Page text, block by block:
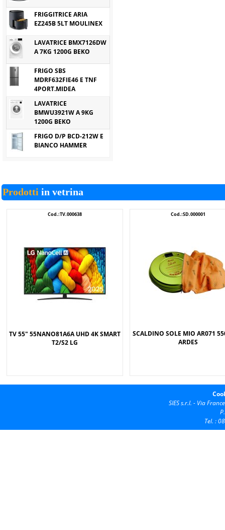
FRIGGITRICE ARIA
EZ245B 5LT MOULINEX
LAVATRICE BMX7126DW
A 7KG 1200G BEKO
FRIGO SBS
MDRF632FIE46 E TNF
4PORT.MIDEA
LAVATRICE
BMWU3921W A 9KG
1200G BEKO
FRIGO D/P BCD-212W E
BIANCO HAMMER
Prodotti in vetrina
Cod.:TV.000638
TV 55" 55NANO81A6A UHD 4K SMART
T2/S2 LG
Cod.:SD.000001
SCALDINO SOLE MIO AR071
ARDES
SIES s.r.l. - Via
Tel. :